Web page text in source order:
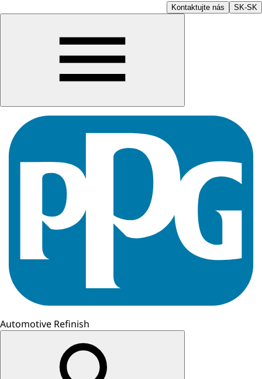
Kontaktujte nás SK-SK
Automotive Refinish